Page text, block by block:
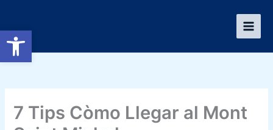
Abrir barra de herramientas
contenido
7 Tips Còmo Llegar al Mont